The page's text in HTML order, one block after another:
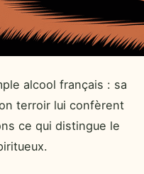
alcool français : sa
terroir lui confèrent
ce qui distingue le